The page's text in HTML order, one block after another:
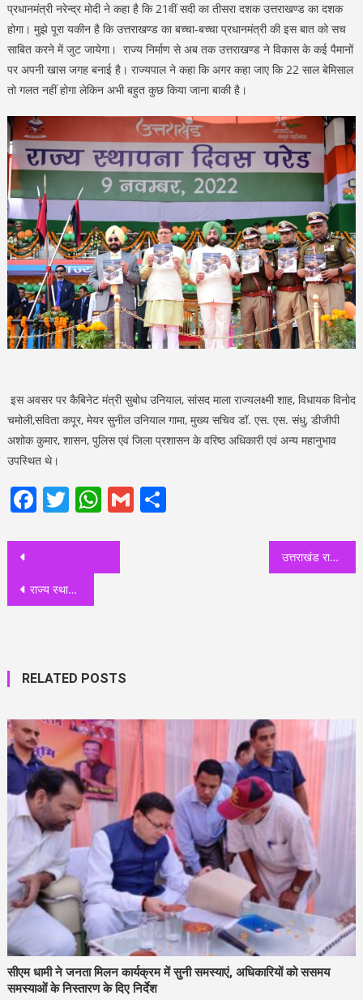
प्रधानमंत्री नरेन्द्र मोदी ने कहा है कि 21वीं सदी का तीसरा दशक उत्तराखण्ड का दशक
होगा। मुझे पूरा यकीन है कि उत्तराखण्ड का बच्चा-बच्चा प्रधानमंत्री की इस बात को सच
साबित करने में जुट जायेगा। राज्य निर्माण से अब तक उत्तराखण्ड ने विकास के कई पैमानों
पर अपनी खास जगह बनाई है। राज्यपाल ने कहा कि अगर कहा जाए कि 22 साल बेमिसाल
तो गलत नहीं होगा लेकिन अभी बहुत कुछ किया जाना बाकी है।
इस अवसर पर कैबिनेट मंत्री सुबोध उनियाल, सांसद माला राज्यलक्ष्मी शाह, विधायक विनोद
चमोली,सविता कपूर, मेयर सुनील उनियाल गामा, मुख्य सचिव डॉ. एस. एस. संधु, डीजीपी
अशोक कुमार, शासन, पुलिस एवं जिला प्रशासन के वरिष्ठ अधिकारी एवं अन्य महानुभाव
उपस्थित थे।
Facebook
Twitter
WhatsApp
GmailShare
Post
navigation
राज्य स्थापना दिवस: मुख्यमंत्री पुष्कर सिंह धामी ने भाजपा कार्यालय में विभिन्न विकास कार्यों पर आधारित प्रदर्शनी का किया शुभारम्भ
उत्तराखंड राज्य आन्दोलन में महिलाओं का महत्वपूर्ण योगदान: सविता कपूर
RELATED POSTS
सीएम धामी ने जनता मिलन कार्यक्रम में सुनी समस्याएं, अधिकारियों को ससमय
समस्याओं के निस्तारण के दिए निर्देश